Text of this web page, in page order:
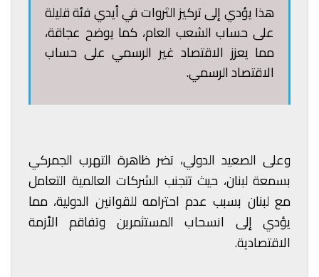
هذا يؤدي إلى تركيز الثروات في أيدي فئة قليلة
على حساب الشعب العام، كما يوضح عجاقة،
مما يعزز الاقتصاد غير الرسمي على حساب
الاقتصاد الرسمي.
وعلى الصعيد الدولي، تضر ظاهرة التهرب الجمركي
بسمعة لبنان، حيث تتجنب الشركات العالمية التعامل
مع لبنان بسبب عدم احترامه للقوانين الدولية، مما
يؤدي إلى انسحاب المستثمرين وتفاقم الأزمة
الاقتصادية.